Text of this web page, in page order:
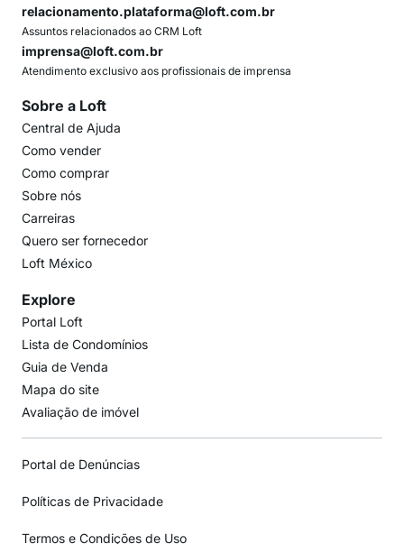
relacionamento.plataforma@loft.com.br
Assuntos relacionados ao CRM Loft
imprensa@loft.com.br
Atendimento exclusivo aos profissionais de imprensa
Sobre a Loft
Central de Ajuda
Como vender
Como comprar
Sobre nós
Carreiras
Quero ser fornecedor
Loft México
Explore
Portal Loft
Lista de Condomínios
Guia de Venda
Mapa do site
Avaliação de imóvel
Portal de Denúncias
Políticas de Privacidade
Termos e Condições de Uso